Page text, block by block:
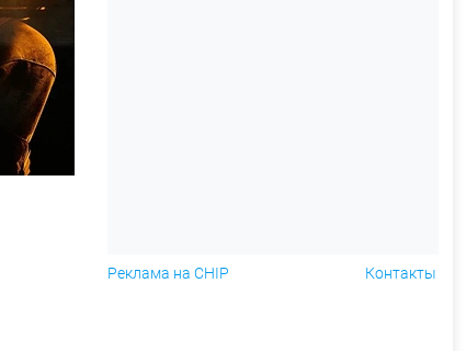
Реклама на CHIP Контакты